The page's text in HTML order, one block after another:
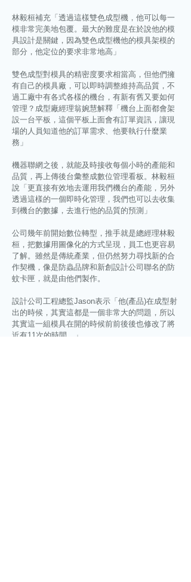
林毅桓補充「透過這樣雙色成型機，他可以每一
模非常完美地包覆。最大的難度是在於說他的模
具設計是關鍵，因為雙色成型機他的模具架模的
部分，他定位的要求非常地高」
雙色成型對模具的精密度要求相當高，但他們擁
有自己的模具廠，可以即時調整維持高品質，不
過工廠中有各式各樣的機台，有新有舊又要如何
管理？成型廠經理翁婉慧解釋「機台上面都會架
設一台平板，這個平板上面會有訂單資訊，讓現
場的人員知道他的訂單需求、他要執行什麼業
務」
機器聯網之後，就能及時接收每個小時的產能和
品質，再上傳後台彙整成數位管理看板。林毅桓
說「更直接有效地去運用我們機台的產能，另外
透過這樣的一個即時化管理，我們也可以去收集
到機台的數據，去進行他的品質的預測」
公司幾年前開始數位轉型，推手就是總經理林毅
桓，把數據用圖像化的方式呈現，員工也更容易
了解。雖然是傳統產業，但仍然努力尋找新的合
作契機，像是防蟲品牌和新創設計公司聯名的防
蚊卡匣，就是由他們製作。
設計公司工程總監Jason表示「他(產品)在成型射
出的時候，其實這都是一個非常大的問題，所以
其實這一組模具在開的時候前前後後也修改了將
近有11次的時間。」